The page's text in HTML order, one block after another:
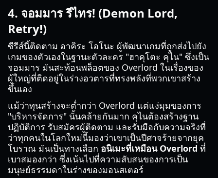
4. จอมมาร รีไทร! (Demon Lord,
Retry!)
ซีรีส์นี้ติดตาม อาคิระ โอโนะ ผู้พัฒนาเกมที่ถูกส่งไปยัง
เกมของตัวเองในฐานะตัวละคร "ฮาคุโตะ คุไน" ซึ่งเป็น
จอมมาร มันสะท้อนพล็อตของ Overlord ในเรื่องของ
ผู้ใหญ่ที่ติดอยู่ในร่างอวตารที่ทรงพลังที่พวกเขาสร้าง
ขึ้นเอง
แม้ว่าทุนสร้างจะต่ำกว่า Overlord แต่แง่มุมของการ
"บริหารจัดการ" นั้นคล้ายกันมาก คุไนต้องสร้างฐาน
ปฏิบัติการ รับสมัครผู้ติดตาม และรับมือกับความจริงที่
ว่าทุกคนในโลกใหม่นี้มองว่าเขาเป็นปีศาจร้ายจากยุค
โบราณ มันเป็นทางเลือก อนิเมะที่เหมือน Overlord ที่
เบาสมองกว่า ซึ่งเน้นไปที่ความสับสนของการเป็น
มนุษย์ธรรมดาในร่างของมอนสเตอร์